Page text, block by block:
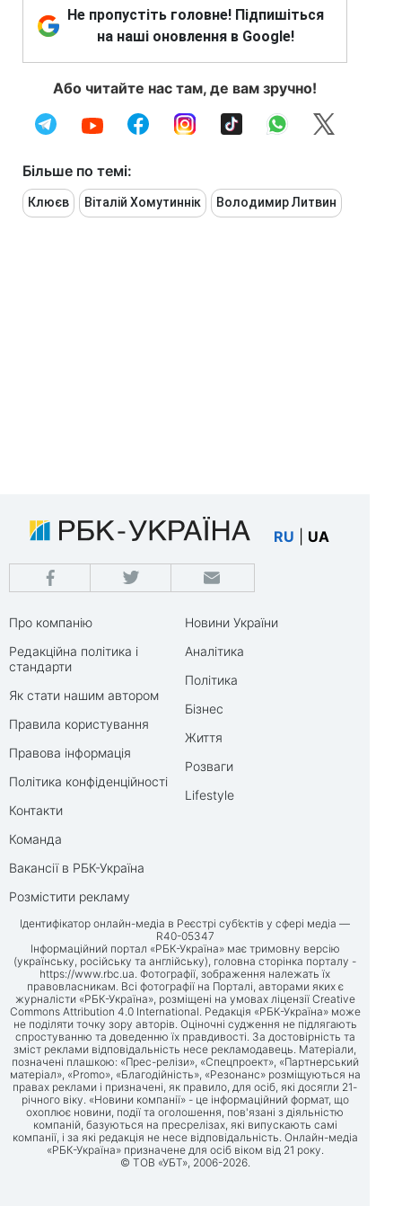
Не пропустіть головне! Підпишіться
на наші оновлення в Google!
Або читайте нас там, де вам зручно!
Більше по темі:
Клюєв Віталій Хомутиннік Володимир Литвин
RU UA
Про компанію
Редакційна політика і
стандарти
Як стати нашим автором
Правила користування
Правова інформація
Політика конфіденційності
Контакти
Команда
Вакансії в РБК-Україна
Розмістити рекламу
Новини України
Аналітика
Політика
Бізнес
Життя
Розваги
Lifestyle
Ідентифікатор онлайн-медіа в Реєстрі суб’єктів у сфері медіа —
R40-05347
Інформаційний портал «РБК-Україна» має тримовну версію
(українську, російську та англійську), головна сторінка порталу -
https://www.rbc.ua. Фотографії, зображення належать їх
правовласникам. Всі фотографії на Порталі, авторами яких є
журналісти «РБК-Україна», розміщені на умовах ліцензії Creative
Commons Attribution 4.0 International. Редакція «РБК-Україна» може
не поділяти точку зору авторів. Оціночні судження не підлягають
спростуванню та доведенню їх правдивості. За достовірність та
зміст реклами відповідальність несе рекламодавець. Матеріали,
позначені плашкою: «Прес-релізи», «Спецпроект», «Партнерський
матеріал», «Promo», «Благодійність», «Резонанс» розміщуються на
правах реклами і призначені, як правило, для осіб, які досягли 21-
річного віку. «Новини компанії» - це інформаційний формат, що
охоплює новини, події та оголошення, пов'язані з діяльністю
компаній, базуються на пресрелізах, які випускають самі
компанії, і за які редакція не несе відповідальність. Онлайн-медіа
«РБК-Україна» призначене для осіб віком від 21 року.
© ТОВ «УБТ», 2006-2026.